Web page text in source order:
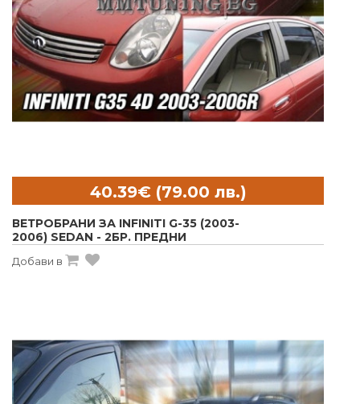
ВЕТРОБРАНИ ЗА INFINITI G-35 (2003-
2006) SEDAN - 2БР. ПРЕДНИ
Добави в